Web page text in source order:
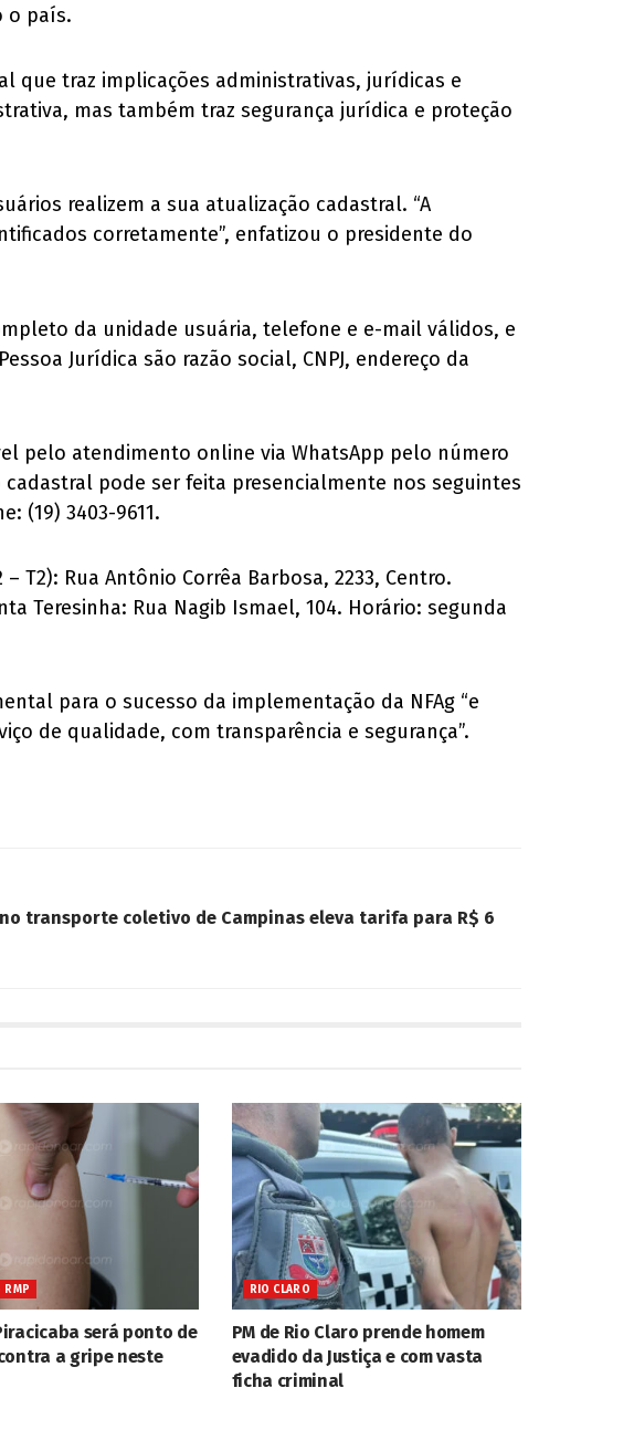
o país.
que traz implicações administrativas, jurídicas e
mas também traz segurança jurídica e proteção
realizem a sua atualização cadastral. “A
corretamente”, enfatizou o presidente do
da unidade usuária, telefone e e-mail válidos, e
Jurídica são razão social, CNPJ, endereço da
pelo atendimento online via WhatsApp pelo número
cadastral pode ser feita presencialmente nos seguintes
(19) 3403-9611.
T2): Rua Antônio Corrêa Barbosa, 2233, Centro.
Teresinha: Rua Nagib Ismael, 104. Horário: segunda
para o sucesso da implementação da NFAg “e
de qualidade, com transparência e segurança”.
transporte coletivo de Campinas eleva tarifa para R$ 6
RMP
será ponto de
a gripe neste
RIO CLARO
PM de Rio Claro prende homem
evadido da Justiça e com vasta
ficha criminal